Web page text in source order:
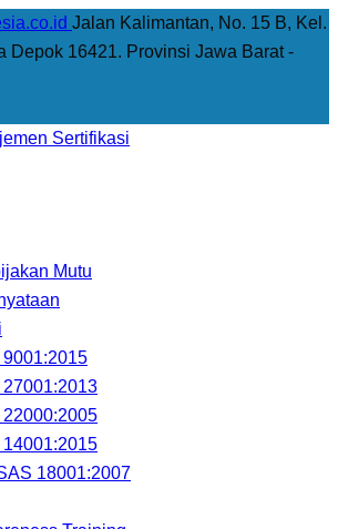
Jalan Kalimantan, No. 15 B, Kel.
Depok 16421. Provinsi Jawa Barat -
Mutu
9001:2015
27001:2013
22000:2005
14001:2015
18001:2007